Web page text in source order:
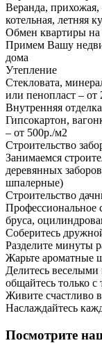
Веранда, прихожая,
котельная, летняя
Обмен квартиры
Примем Вашу
дома
Утепление
Стекловата,
или пенопласт – от
Внутренняя отделка
Гипсокартон,
– от 500р./м2
Строительство
Занимаемся
деревянных
шпалерные)
Строительство
Профессиональное
бруса,
Соберитесь
Разделите минуты
Жарьте ароматные
Делитесь
общайтесь только
Живите счастливо
Наслаждайтесь
Посмотрите